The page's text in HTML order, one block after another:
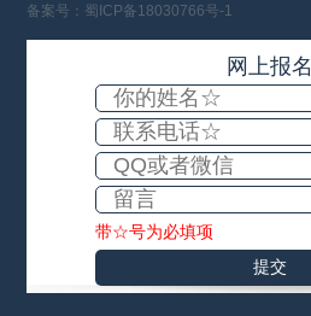
备案号：蜀ICP备18030766号-1
网上报名
带☆号为必填项